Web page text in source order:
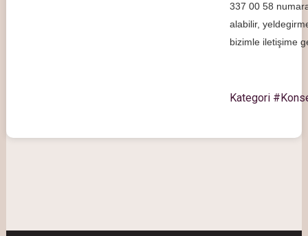
337 00 58
alabilir,
bizimle iletişime
Kategori